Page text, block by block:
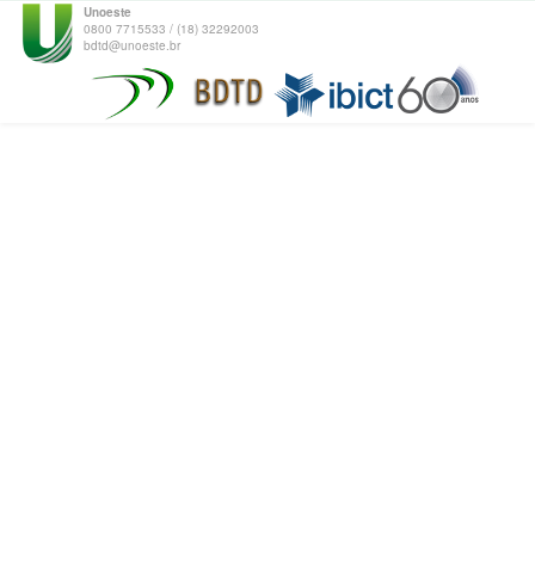
Unoeste
0800 7715533 / (18) 32292003
bdtd@unoeste.br